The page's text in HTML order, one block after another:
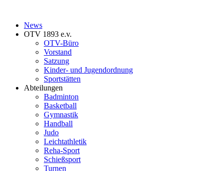
News
OTV 1893 e.v.
OTV-Büro
Vorstand
Satzung
Kinder- und Jugendordnung
Sportstätten
Abteilungen
Badminton
Basketball
Gymnastik
Handball
Judo
Leichtathletik
Reha-Sport
Schießsport
Turnen